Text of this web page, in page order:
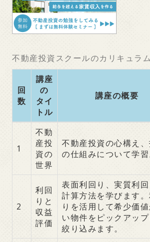
不動産投資スクールのカリキュラ
回
数
講座
の
タイ
トル
講座の概要
1
不動
産投
資の
世界
不動産投資の心構え
の仕組みについて学習
2
利回
りと
収益
評価
表面利回り、実質利
計算方法を学びます
りを活用して希少価
い物件をピックアップ
絞り込みます。